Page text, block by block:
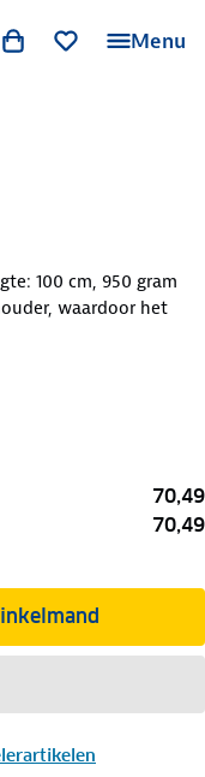
Menu
100 cm, 950 gram
waardoor het
70,49
70,49